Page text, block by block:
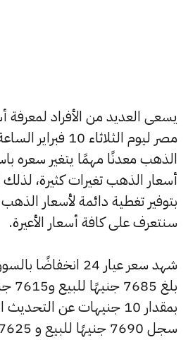
يسعى العديد من الأفراد لمعرفة
الذهب معدنًا مهمًا يتغير سعره
بتوفير تغطية دائمة لأسعار
سنتعرف على كافة أسعار الأعيرة.
شهد سعر عيار 24
بمقدار 10 جنيهات عن
سجل 7690 جنيهًا للبيع و 7625 جنيهًا للشراء.